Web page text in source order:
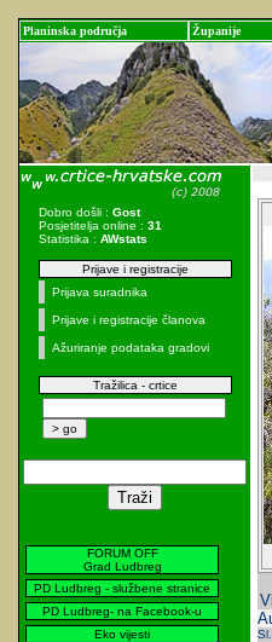
Planinska područja Županije
Dobro došli : Gost
Posjetitelja online : 31
Statistika : AWstats
Prijave i registracije
Prijava suradnika
Prijave i registracije članova
Ažuriranje podataka gradovi
Tražilica - crtice
FORUM OFF
Grad Ludbreg
PD Ludbreg - službene stranice
PD Ludbreg- na Facebook-u
Eko vijesti